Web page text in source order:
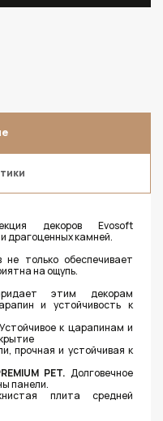
декоров Evosoft
драгоценных камней.
не только обеспечивает
на ощупь.
этим декорам
и устойчивость к
Устойчивое к царапинам и
прочная и устойчивая к
PET.Долговечное
панели.
плита средней